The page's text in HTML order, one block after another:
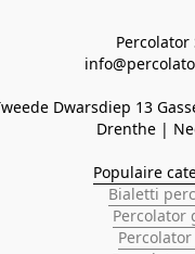
Percolator
Dwarsdiep 13
Populaire
Bialetti
Percolator